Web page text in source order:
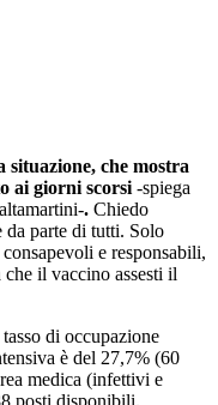
situazione, che mostra
ai giorni scorsi -spiega
. Chiedo
da parte di tutti. Solo
e responsabili,
che il vaccino assesti il
di occupazione
è del 27,7% (60
medica (infettivi e
posti disponibili.